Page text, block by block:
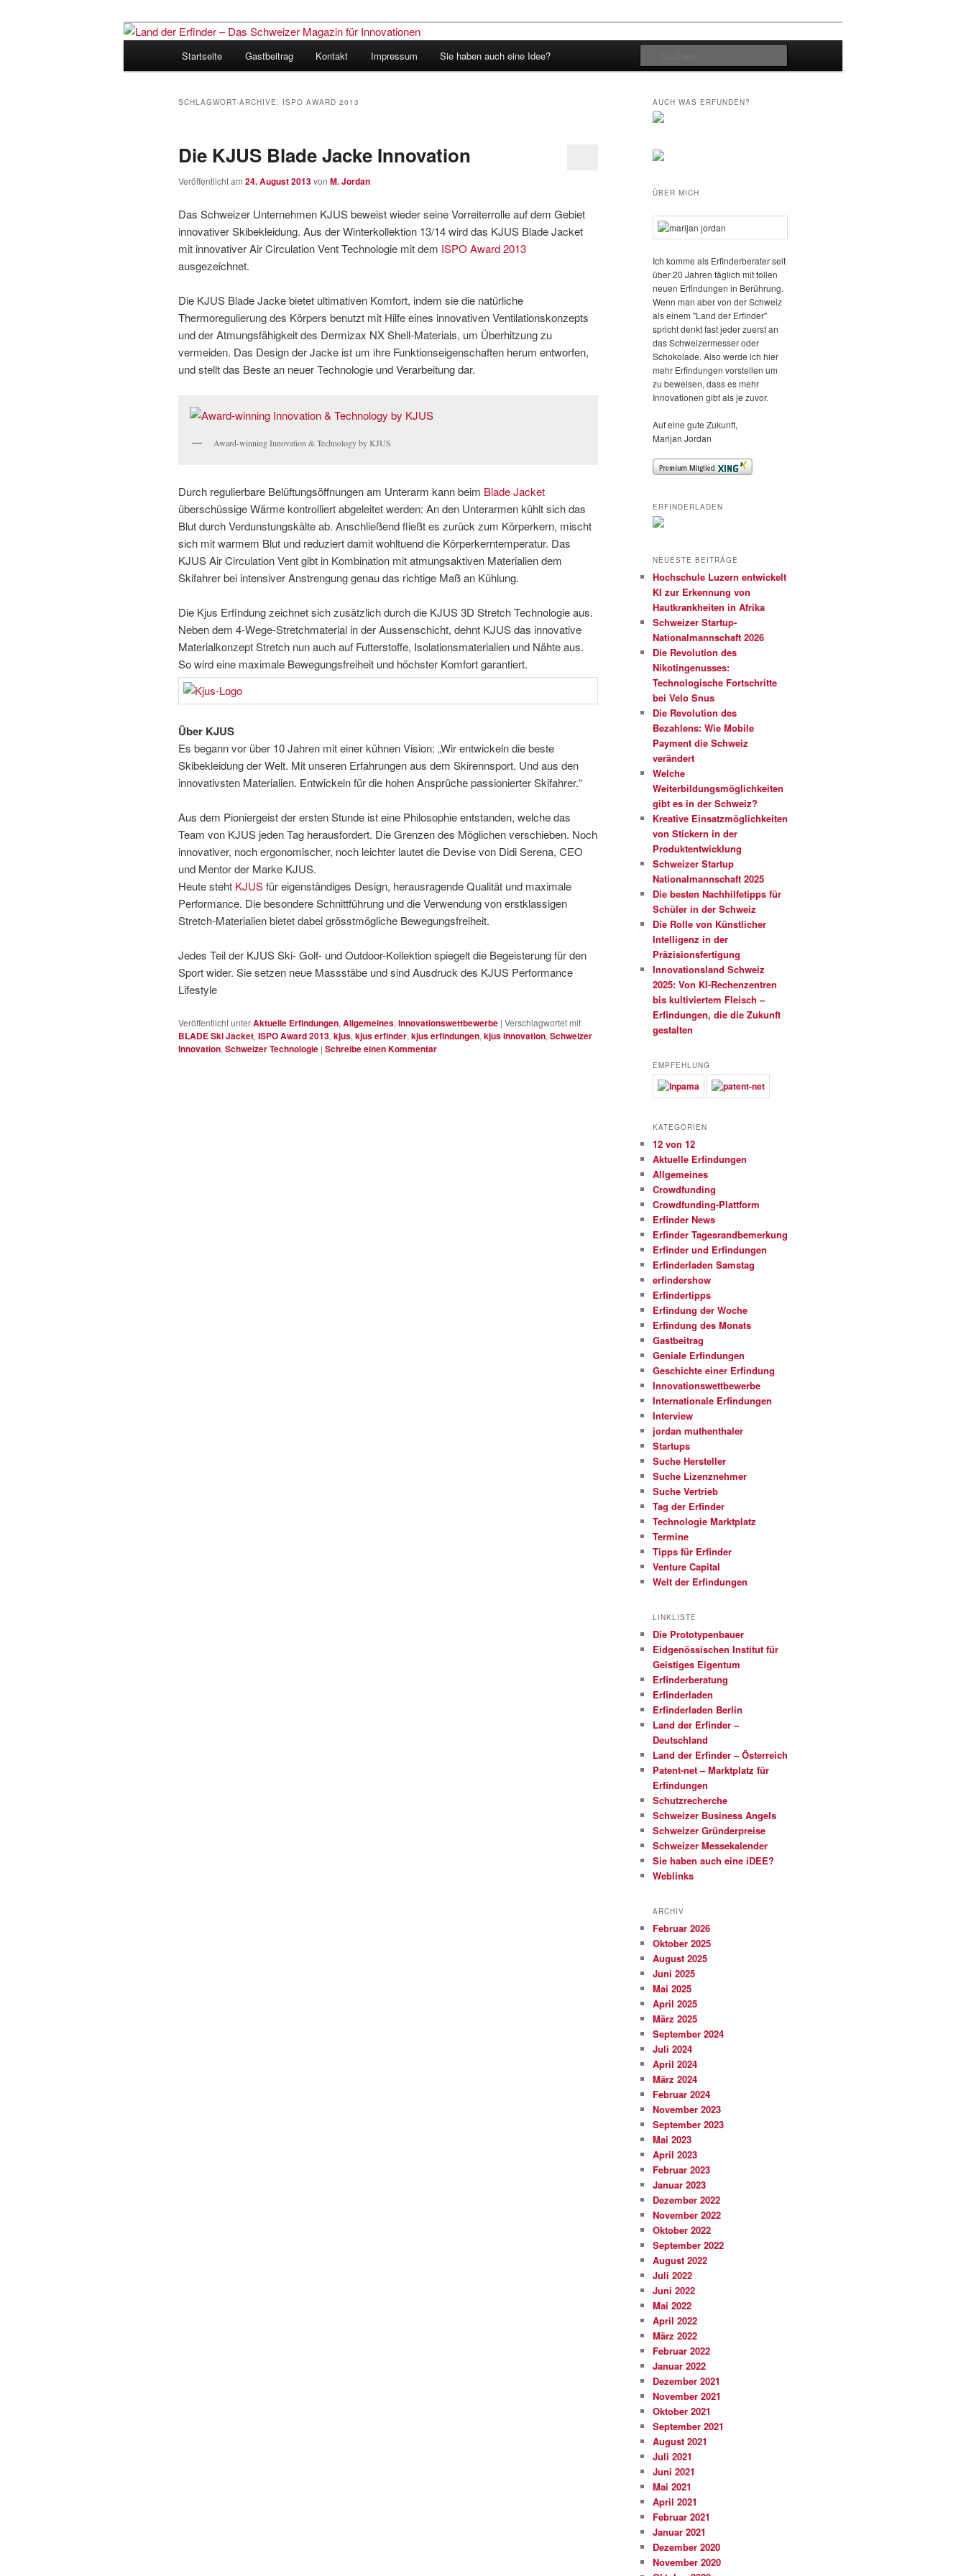
Land der Erfinder – Das Schweizer Magazin
für Innovationen
Startseite Gastbeitrag Kontakt Impressum Sie haben auch eine Idee?
SCHLAGWORT-ARCHIVE: ISPO AWARD 2013
Die KJUS Blade Jacke Innovation
Veröffentlicht am 24. August 2013von M. Jordan
Das Schweizer Unternehmen KJUS beweist wieder seine Vorreiterrolle auf dem Gebiet
innovativer Skibekleidung. Aus der Winterkollektion 13/14 wird das KJUS Blade Jacket
mit innovativer Air Circulation Vent Technologie mit dem ISPO Award 2013
ausgezeichnet.
Die KJUS Blade Jacke bietet ultimativen Komfort, indem sie die natürliche
Thermoregulierung des Körpers benutzt mit Hilfe eines innovativen Ventilationskonzepts
und der Atmungsfähigkeit des Dermizax NX Shell-Materials, um Überhitzung zu
vermeiden. Das Design der Jacke ist um ihre Funktionseigenschaften herum entworfen,
und stellt das Beste an neuer Technologie und Verarbeitung dar.
Award-winning Innovation & Technology by KJUS
Durch regulierbare Belüftungsöffnungen am Unterarm kann beim Blade Jacket
überschüssige Wärme kontrolliert abgeleitet werden: An den Unterarmen kühlt sich das
Blut durch Verdunstungskälte ab. Anschließend fließt es zurück zum Körperkern, mischt
sich mit warmem Blut und reduziert damit wohltuend die Körperkerntemperatur. Das
KJUS Air Circulation Vent gibt in Kombination mit atmungsaktiven Materialien dem
Skifahrer bei intensiver Anstrengung genau das richtige Maß an Kühlung.
Die Kjus Erfindung zeichnet sich zusätzlich durch die KJUS 3D Stretch Technologie aus.
Neben dem 4-Wege-Stretchmaterial in der Aussenschicht, dehnt KJUS das innovative
Materialkonzept Stretch nun auch auf Futterstoffe, Isolationsmaterialien und Nähte aus.
So wird eine maximale Bewegungsfreiheit und höchster Komfort garantiert.
Über KJUS
Es begann vor über 10 Jahren mit einer kühnen Vision: „Wir entwickeln die beste
Skibekleidung der Welt. Mit unseren Erfahrungen aus dem Skirennsport. Und aus den
innovativsten Materialien. Entwickeln für die hohen Ansprüche passionierter Skifahrer.“
Aus dem Pioniergeist der ersten Stunde ist eine Philosophie entstanden, welche das
Team von KJUS jeden Tag herausfordert. Die Grenzen des Möglichen verschieben. Noch
innovativer, noch ergonomischer, noch leichter lautet die Devise von Didi Serena, CEO
und Mentor der Marke KJUS.
Heute steht KJUSfür eigenständiges Design, herausragende Qualität und maximale
Performance. Die besondere Schnittführung und die Verwendung von erstklassigen
Stretch-Materialien bietet dabei grösstmögliche Bewegungsfreiheit.
Jedes Teil der KJUS Ski- Golf- und Outdoor-Kollektion spiegelt die Begeisterung für den
Sport wider. Sie setzen neue Massstäbe und sind Ausdruck des KJUS Performance
Lifestyle
Veröffentlicht unterAktuelle Erfindungen, Allgemeines, Innovationswettbewerbe | Verschlagwortet mit
BLADE Ski Jacket, ISPO Award 2013, kjus, kjus erfinder, kjus erfindungen, kjus innovation, Schweizer
Innovation, Schweizer Technologie | Schreibe einen Kommentar
AUCH WAS ERFUNDEN?
ÜBER MICH
Ich komme als Erfinderberater seit
über 20 Jahren täglich mit tollen
neuen Erfindungen in Berührung.
Wenn man aber von der Schweiz
als einem "Land der Erfinder"
spricht denkt fast jeder zuerst an
das Schweizermesser oder
Schokolade. Also werde ich hier
mehr Erfindungen vorstellen um
zu beweisen, dass es mehr
Innovationen gibt als je zuvor.
Auf eine gute Zukunft,
Marijan Jordan
ERFINDERLADEN
NEUESTE BEITRÄGE
Hochschule Luzern entwickelt
KI zur Erkennung von
Hautkrankheiten in Afrika
Schweizer Startup-
Nationalmannschaft 2026
Die Revolution des
Nikotingenusses:
Technologische Fortschritte
bei Velo Snus
Die Revolution des
Bezahlens: Wie Mobile
Payment die Schweiz
verändert
Welche
Weiterbildungsmöglichkeiten
gibt es in der Schweiz?
Kreative Einsatzmöglichkeiten
von Stickern in der
Produktentwicklung
Schweizer Startup
Nationalmannschaft 2025
Die besten Nachhilfetipps für
Schüler in der Schweiz
Die Rolle von Künstlicher
Intelligenz in der
Präzisionsfertigung
Innovationsland Schweiz
2025: Von KI-Rechenzentren
bis kultiviertem Fleisch –
Erfindungen, die die Zukunft
gestalten
EMPFEHLUNG
KATEGORIEN
12 von 12
Aktuelle Erfindungen
Allgemeines
Crowdfunding
Crowdfunding-Plattform
Erfinder News
Erfinder Tagesrandbemerkung
Erfinder und Erfindungen
Erfinderladen Samstag
erfindershow
Erfindertipps
Erfindung der Woche
Erfindung des Monats
Gastbeitrag
Geniale Erfindungen
Geschichte einer Erfindung
Innovationswettbewerbe
Internationale Erfindungen
Interview
jordan muthenthaler
Startups
Suche Hersteller
Suche Lizenznehmer
Suche Vertrieb
Tag der Erfinder
Technologie Marktplatz
Termine
Tipps für Erfinder
Venture Capital
Welt der Erfindungen
LINKLISTE
Die Prototypenbauer
Eidgenössischen Institut für
Geistiges Eigentum
Erfinderberatung
Erfinderladen
Erfinderladen Berlin
Land der Erfinder –
Deutschland
Land der Erfinder – Österreich
Patent-net – Marktplatz für
Erfindungen
Schutzrecherche
Schweizer Business Angels
Schweizer Gründerpreise
Schweizer Messekalender
Sie haben auch eine iDEE?
Weblinks
ARCHIV
Februar 2026
Oktober 2025
August 2025
Juni 2025
Mai 2025
April 2025
März 2025
September 2024
Juli 2024
April 2024
März 2024
Februar 2024
November 2023
September 2023
Mai 2023
April 2023
Februar 2023
Januar 2023
Dezember 2022
November 2022
Oktober 2022
September 2022
August 2022
Juli 2022
Juni 2022
Mai 2022
April 2022
März 2022
Februar 2022
Januar 2022
Dezember 2021
November 2021
Oktober 2021
September 2021
August 2021
Juli 2021
Juni 2021
Mai 2021
April 2021
Februar 2021
Januar 2021
Dezember 2020
November 2020